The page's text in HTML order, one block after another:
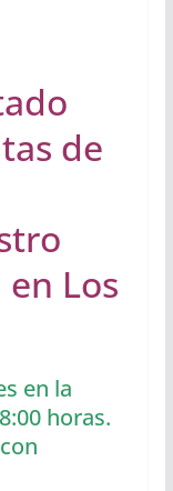
de
Los
en la
horas.